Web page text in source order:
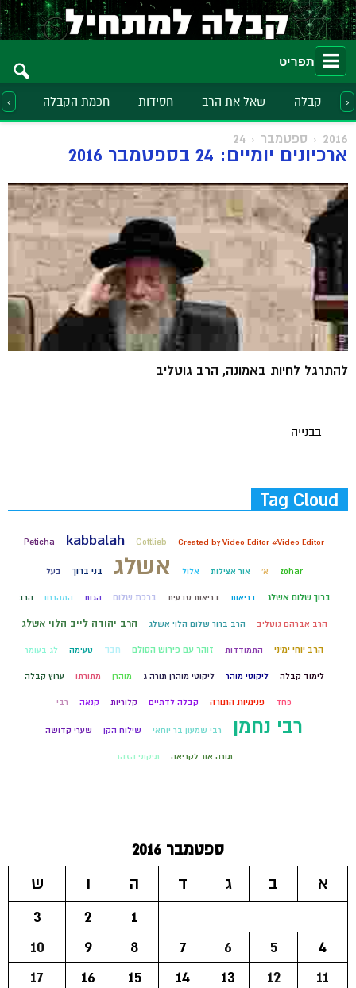
תפריט
קבלה שאל את הרב חסידות חכמת הקבלה ›
‹
2016 ספטמבר 24
ארכיונים יומיים: 24 בספטמבר 2016
להתרגל לחיות באמונה, הרב גוטליב
בבנייה
Tag Cloud
Created by Video Editor #Video Editor
Gottlieb
kabbalah
Peticha
zohar א' אור אצילות אלול אשלג בני ברוך בעל
ברוך שלום אשלג בריאות בריאות טבעית ברכת שלום הגות המהרחו הרב
הרב אברהם גוטליב הרב ברוך שלום הלוי אשלג הרב יהודה לייב הלוי אשלג
הרב יוחי ימיני התמודדות זוהר עם פירוש הסולם חבד טעימה לג בעומר
לימוד קבלה ליקוטי מוהר ליקוטי מוהרן תורה ג מוהרן מתורתו ערוץ קבלה
פחד פנימיות התורה קבלה לדתיים קלוריות קנאה רבי
רבי נחמן רבי שמעון בר יוחאי שילוח הקן שערי קדושה
תורה אור לקריאה תיקוני הזהר
ספטמבר 2016
א
ב ג ד ה ו
ש
1
2
3
4
5
6
7
8
9
10
11
12
13
14
15
16
17